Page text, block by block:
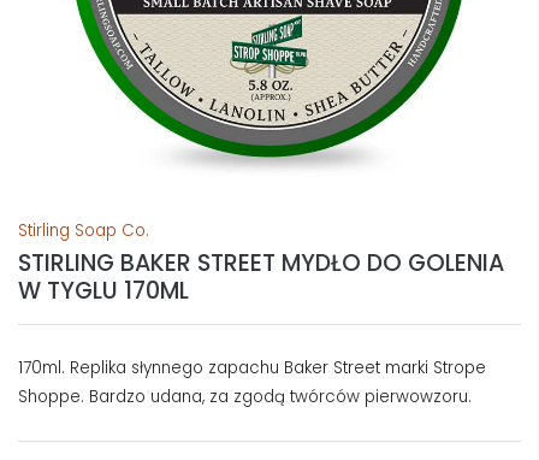
Stirling Soap Co.
STIRLING BAKER STREET MYDŁO DO GOLENIA
W TYGLU 170ML
170ml. Replika słynnego zapachu Baker Street marki Strope
Shoppe. Bardzo udana, za zgodą twórców pierwowzoru.